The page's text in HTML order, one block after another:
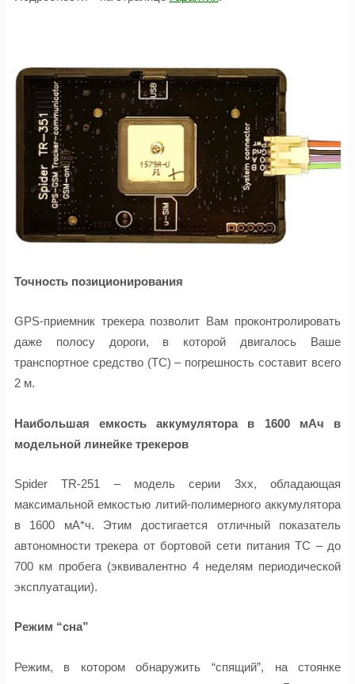
Точность позиционирования
GPS-приемник трекера позволит Вам проконтролировать
даже полосу дороги, в которой двигалось Ваше
транспортное средство (ТС) – погрешность составит всего
2 м.
Наибольшая емкость аккумулятора в 1600 мАч в
модельной линейке трекеров
Spider TR-251 – модель серии 3хх, обладающая
максимальной емкостью литий-полимерного аккумулятора
в 1600 мА*ч. Этим достигается отличный показатель
автономности трекера от бортовой сети питания ТС – до
700 км пробега (эквивалентно 4 неделям периодической
эксплуатации).
Режим “сна”
Режим, в котором обнаружить “спящий”, на стоянке